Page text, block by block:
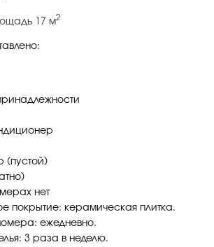
17 м2
(пустой)
нет
покрытие: керамическая плитка.
ежедневно.
3 раза в неделю.